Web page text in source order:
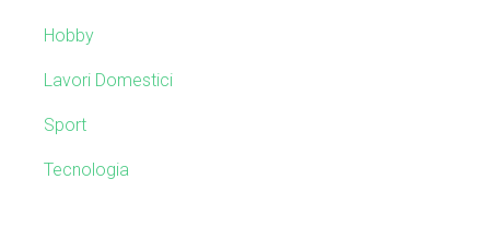
e
b
a
Hobby
Lavori Domestici
Sport
Tecnologia